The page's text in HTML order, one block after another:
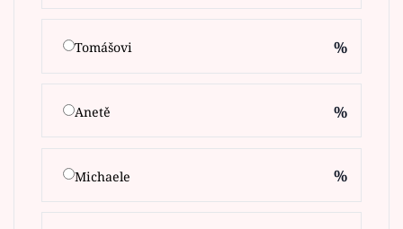
Tomášovi %
Anetě %
Michaele %